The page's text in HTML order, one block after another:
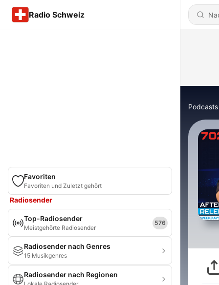
Radio Schweiz
Favoriten
Favoriten und Zuletzt gehört
Radiosender
Top-Radiosender
Meistgehörte Radiosender
576
Radiosender nach Genres
15 Musikgenres
Radiosender nach Regionen
Podcasts